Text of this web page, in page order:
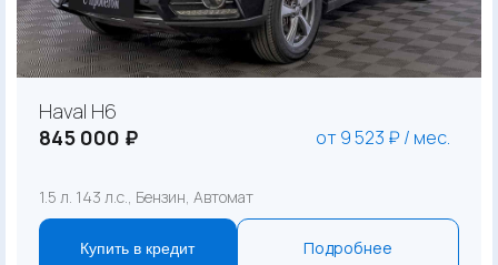
Haval H6
845 000 ₽
от 9 523 ₽ / мес.
1.5 л. 143 л.с., Бензин, Автомат
Купить в кредит Подробнее